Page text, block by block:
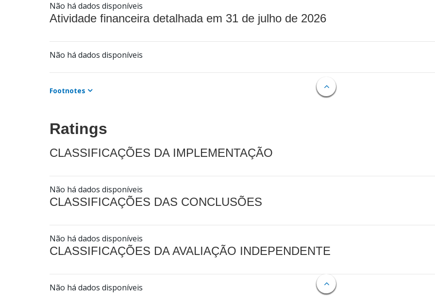
Não há dados disponíveis
Atividade financeira detalhada em 31 de julho de 2026
Não há dados disponíveis
Footnotes
Ratings
CLASSIFICAÇÕES DA IMPLEMENTAÇÃO
Não há dados disponíveis
CLASSIFICAÇÕES DAS CONCLUSÕES
Não há dados disponíveis
CLASSIFICAÇÕES DA AVALIAÇÃO INDEPENDENTE
Não há dados disponíveis